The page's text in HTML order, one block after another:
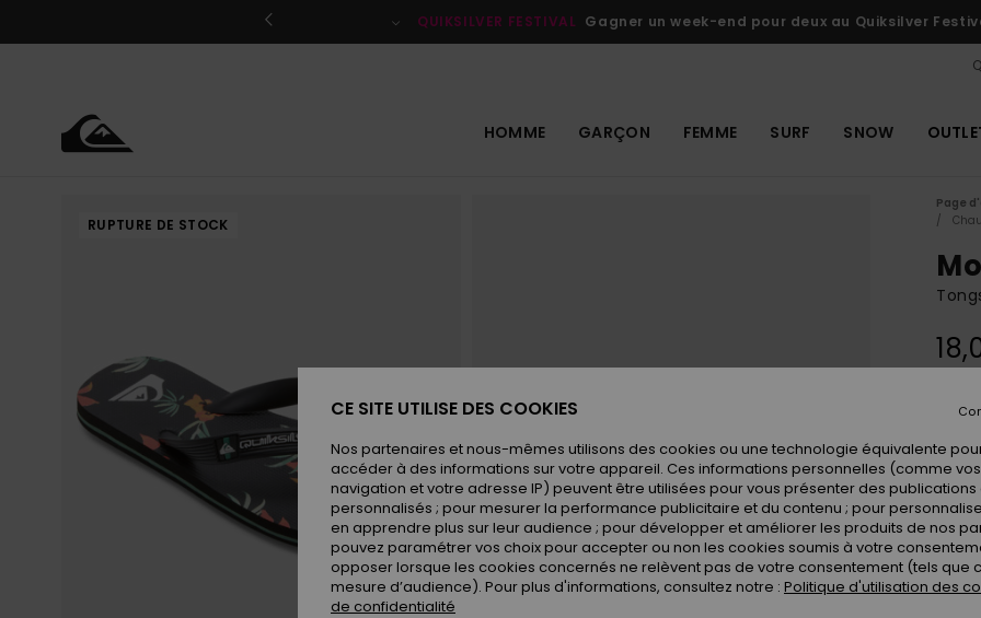
le
QUIKSILVER FESTIVAL Gagner un week-end pour deux au Quiksilver
HOMME GARÇON FEMME SURF SNOW
RUPTURE DE STOCK
Page
CE SITE UTILISE DES COOKIES
Nos partenaires et nous-mêmes utilisons des cookies ou une technologie équivalente
accéder à des informations sur votre appareil. Ces informations personnelles (comme
navigation et votre adresse IP) peuvent être utilisées pour vous présenter des publications
personnalisés ; pour mesurer la performance publicitaire et du contenu ; pour
en apprendre plus sur leur audience ; pour développer et améliorer les produits de nos
pouvez paramétrer vos choix pour accepter ou non les cookies soumis à votre
opposer lorsque les cookies concernés ne relèvent pas de votre consentement (tels que
mesure d’audience). Pour plus d'informations, consultez notre : Politique d'utilisation des
de confidentialité